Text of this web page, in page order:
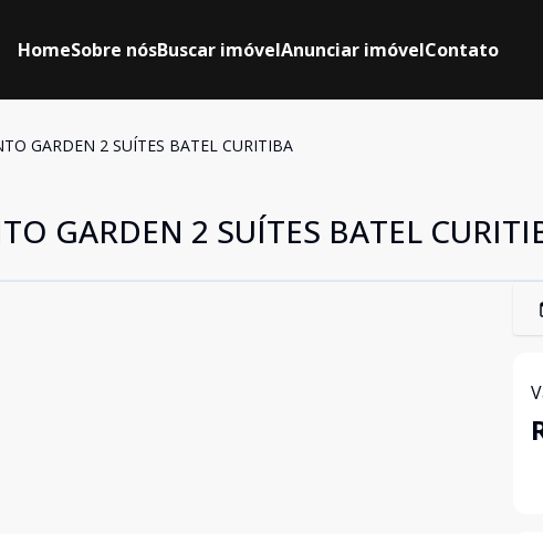
HomeSobre nósBuscar imóvelAnunciar imóvelContato
GARDEN 2 SUÍTES BATEL CURITIBA
GARDEN 2 SUÍTES BATEL